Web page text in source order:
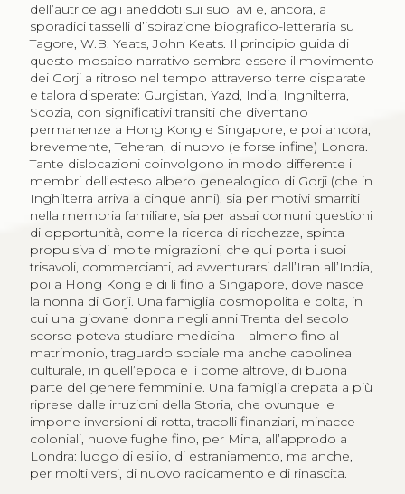
dell’autrice agli aneddoti sui suoi avi e, ancora, a
sporadici tasselli d’ispirazione biografico-letteraria su
Tagore, W.B. Yeats, John Keats. Il principio guida di
questo mosaico narrativo sembra essere il movimento
dei Gorji a ritroso nel tempo attraverso terre disparate
e talora disperate: Gurgistan, Yazd, India, Inghilterra,
Scozia, con significativi transiti che diventano
permanenze a Hong Kong e Singapore, e poi ancora,
brevemente, Teheran, di nuovo (e forse infine) Londra.
Tante dislocazioni coinvolgono in modo differente i
membri dell’esteso albero genealogico di Gorji (che in
Inghilterra arriva a cinque anni), sia per motivi smarriti
nella memoria familiare, sia per assai comuni questioni
di opportunità, come la ricerca di ricchezze, spinta
propulsiva di molte migrazioni, che qui porta i suoi
trisavoli, commercianti, ad avventurarsi dall’Iran all’India,
poi a Hong Kong e di lì fino a Singapore, dove nasce
la nonna di Gorji. Una famiglia cosmopolita e colta, in
cui una giovane donna negli anni Trenta del secolo
scorso poteva studiare medicina – almeno fino al
matrimonio, traguardo sociale ma anche capolinea
culturale, in quell’epoca e lì come altrove, di buona
parte del genere femminile. Una famiglia crepata a più
riprese dalle irruzioni della Storia, che ovunque le
impone inversioni di rotta, tracolli finanziari, minacce
coloniali, nuove fughe fino, per Mina, all’approdo a
Londra: luogo di esilio, di estraniamento, ma anche,
per molti versi, di nuovo radicamento e di rinascita.